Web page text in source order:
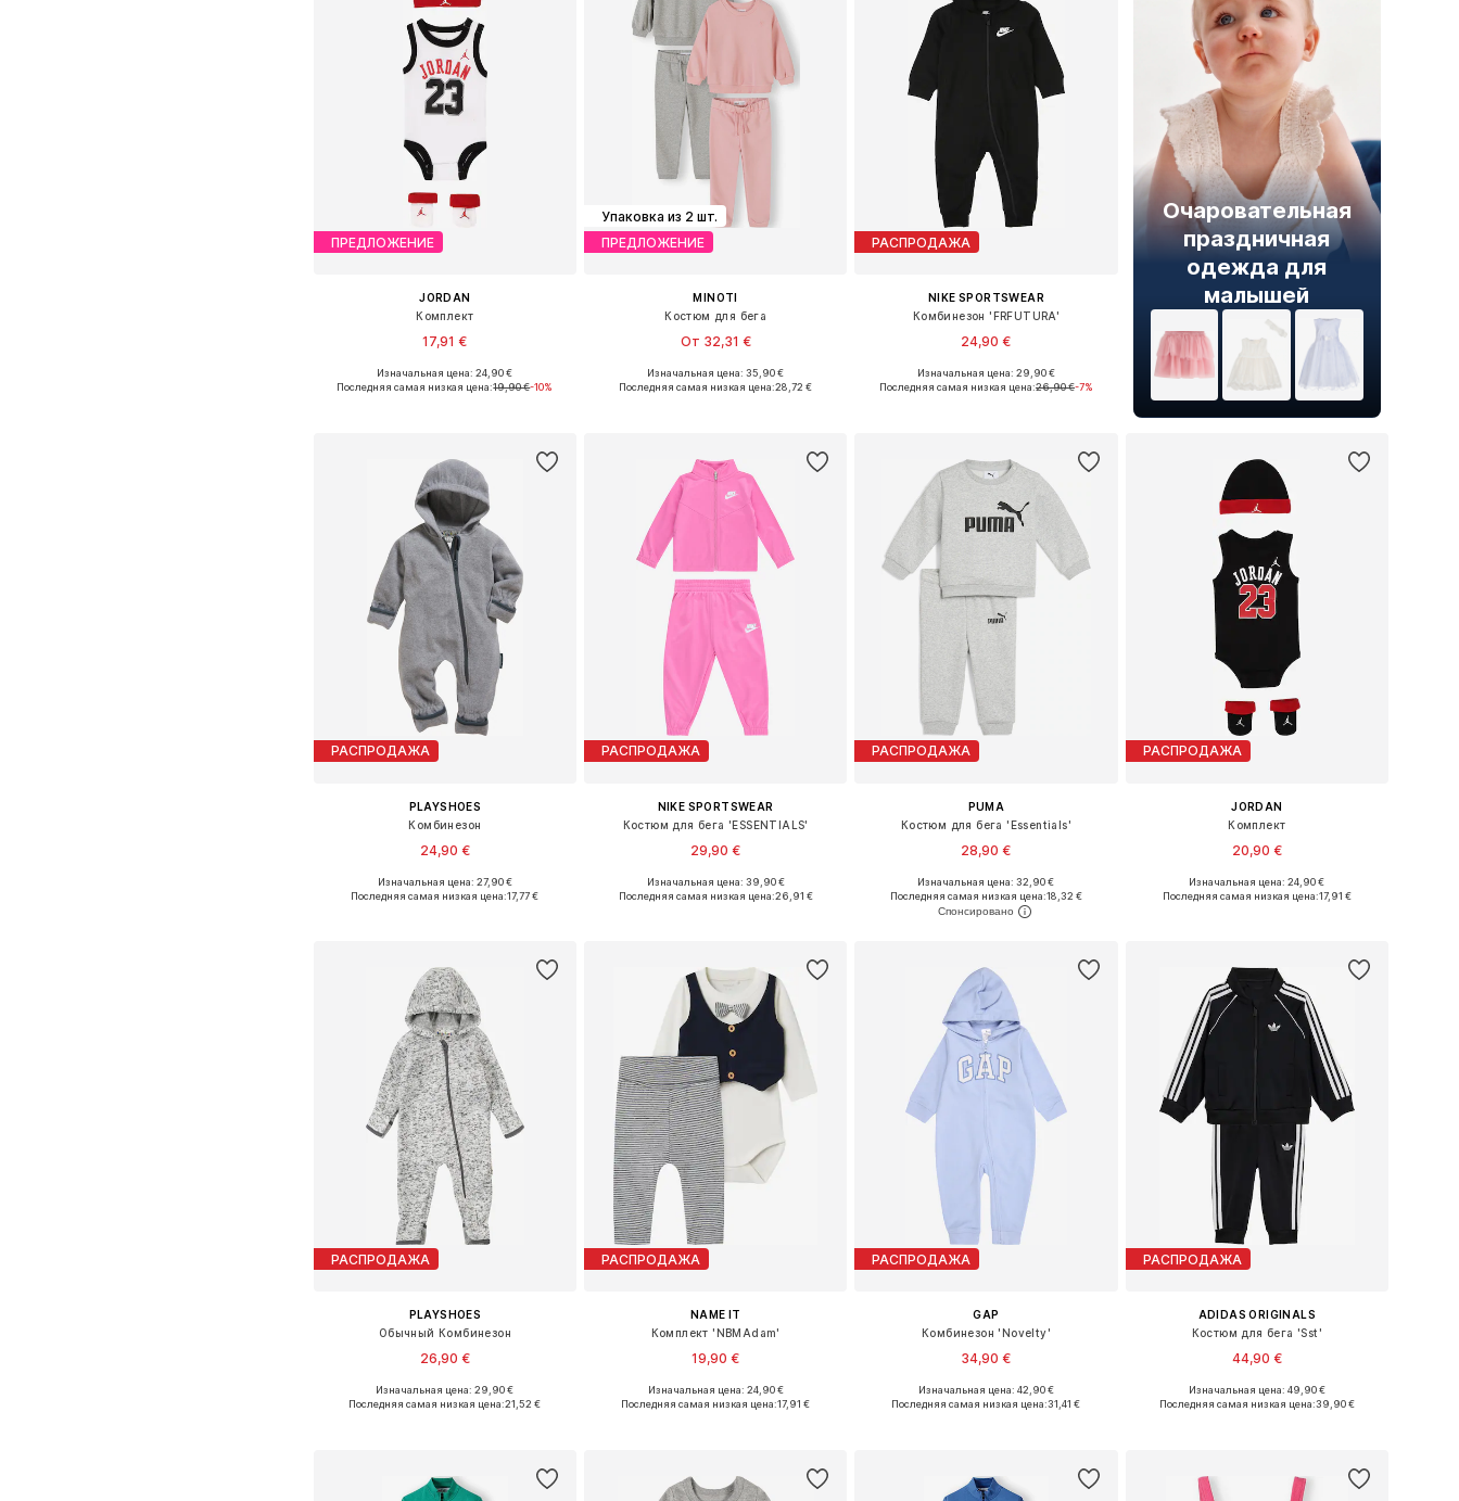
ПРЕДЛОЖЕНИЕ
JORDAN
Комплект
17,91 €
Доступные размеры: 44-68, 68-80
Изначальная цена: 24,90 €
Последняя самая низкая цена:19,90 €-10%
Упаковка из 2 шт.
ПРЕДЛОЖЕНИЕ
MINOTI
Костюм для бега
От 32,31 €
Доступно множество размеров
Изначальная цена: 35,90 €
Последняя самая низкая цена:28,72 €
РАСПРОДАЖА
NIKE SPORTSWEAR
Комбинезон 'FRFUTURA'
24,90 €
Доступные размеры: 50-56, 56-62, 62-68
Изначальная цена: 29,90 €
Последняя самая низкая цена:26,90 €-7%
Очаровательная
праздничная
одежда для
малышей
РАСПРОДАЖА
PLAYSHOES
Комбинезон
24,90 €
Доступные размеры: 68, 74, 80, 86, 92
Изначальная цена: 27,90 €
Последняя самая низкая цена:17,77 €
РАСПРОДАЖА
NIKE SPORTSWEAR
Костюм для бега 'ESSENTIALS'
29,90 €
Доступные размеры: 74-80, 80-86
Изначальная цена: 39,90 €
Последняя самая низкая цена:26,91 €
РАСПРОДАЖА
PUMA
Костюм для бега 'Essentials'
28,90 €
Доступно множество размеров
Добавить в корзину
Изначальная цена: 32,90 €
Последняя самая низкая цена:18,32 €
РАСПРОДАЖА
JORDAN
Комплект
20,90 €
Доступные размеры: 44-68, 68-80
Изначальная цена: 24,90 €
Последняя самая низкая цена:17,91 €
РАСПРОДАЖА
PLAYSHOES
Обычный Комбинезон
26,90 €
Доступные размеры: 62, 74, 80, 86
Изначальная цена: 29,90 €
Последняя самая низкая цена:21,52 €
РАСПРОДАЖА
NAME IT
Комплект 'NBMAdam'
19,90 €
Доступно множество размеров
Изначальная цена: 24,90 €
Последняя самая низкая цена:17,91 €
РАСПРОДАЖА
GAP
Комбинезон 'Novelty'
34,90 €
Изначальная цена: 42,90 €
Последняя самая низкая цена:31,41 €
РАСПРОДАЖА
ADIDAS ORIGINALS
Костюм для бега 'Sst'
44,90 €
+2
Изначальная цена: 49,90 €
Последняя самая низкая цена:39,90 €